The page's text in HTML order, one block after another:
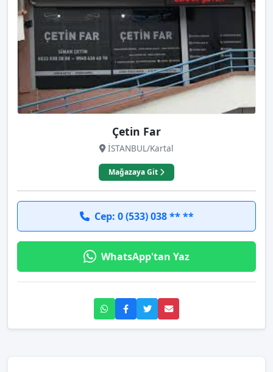
Çetin Far
İSTANBUL/Kartal
Mağazaya Git
Cep: 0 (533) 038 ** **
WhatsApp'tan Yaz